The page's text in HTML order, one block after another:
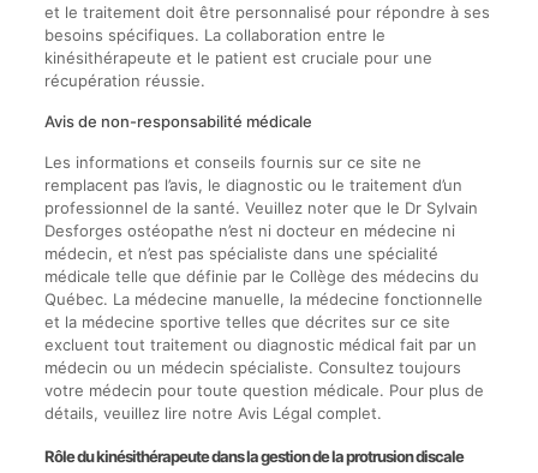
et le traitement doit être personnalisé pour répondre à ses
besoins spécifiques. La collaboration entre le
kinésithérapeute et le patient est cruciale pour une
récupération réussie.
Avis de non-responsabilité médicale
Les informations et conseils fournis sur ce site ne
remplacent pas l’avis, le diagnostic ou le traitement d’un
professionnel de la santé. Veuillez noter que le Dr Sylvain
Desforges ostéopathe n’est ni docteur en médecine ni
médecin, et n’est pas spécialiste dans une spécialité
médicale telle que définie par le Collège des médecins du
Québec. La médecine manuelle, la médecine fonctionnelle
et la médecine sportive telles que décrites sur ce site
excluent tout traitement ou diagnostic médical fait par un
médecin ou un médecin spécialiste. Consultez toujours
votre médecin pour toute question médicale. Pour plus de
détails, veuillez lire notre Avis Légal complet.
Rôle du kinésithérapeute dans la gestion de la protrusion discale